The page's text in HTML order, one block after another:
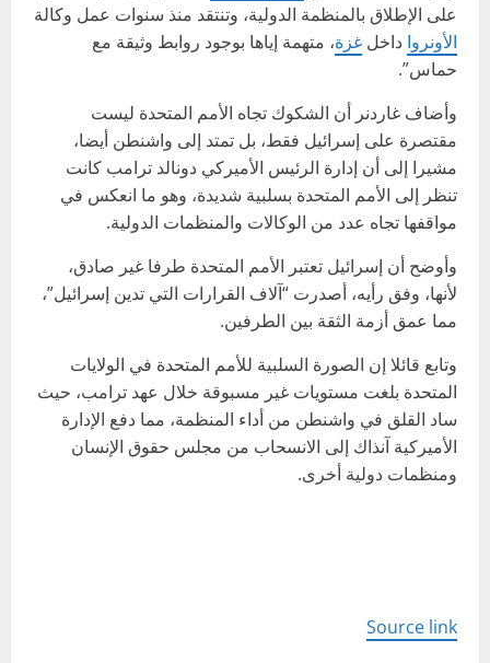
على الإطلاق بالمنظمة الدولية، وتنتقد منذ سنوات عمل وكالة
الأونروا داخل غزة، متهمة إياها بوجود روابط وثيقة مع
حماس”.
وأضاف غاردنر أن الشكوك تجاه الأمم المتحدة ليست
مقتصرة على إسرائيل فقط، بل تمتد إلى واشنطن أيضا،
مشيرا إلى أن إدارة الرئيس الأميركي دونالد ترامب كانت
تنظر إلى الأمم المتحدة بسلبية شديدة، وهو ما انعكس في
مواقفها تجاه عدد من الوكالات والمنظمات الدولية.
وأوضح أن إسرائيل تعتبر الأمم المتحدة طرفا غير صادق،
لأنها، وفق رأيه، أصدرت “آلاف القرارات التي تدين إسرائيل”،
مما عمق أزمة الثقة بين الطرفين.
وتابع قائلا إن الصورة السلبية للأمم المتحدة في الولايات
المتحدة بلغت مستويات غير مسبوقة خلال عهد ترامب، حيث
ساد القلق في واشنطن من أداء المنظمة، مما دفع الإدارة
الأميركية آنذاك إلى الانسحاب من مجلس حقوق الإنسان
ومنظمات دولية أخرى.
Source link